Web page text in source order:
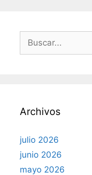
:Archivos
julio 2026
junio 2026
mayo 2026